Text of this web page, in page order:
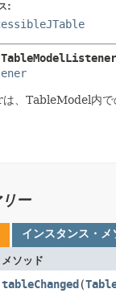
:
TableModelListener
TableModel内で
ー
インスタンス・メ
メソッド
tableChanged ​(